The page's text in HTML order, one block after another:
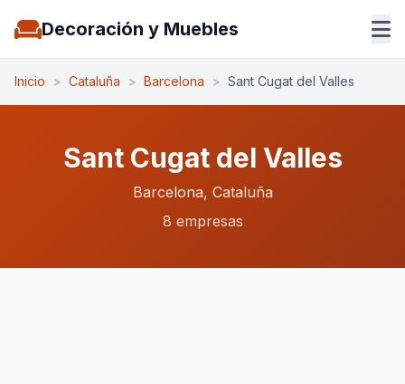
Decoración y Muebles
Inicio > Cataluña > Barcelona > Sant Cugat del Valles
Sant Cugat del Valles
Barcelona, Cataluña
8 empresas